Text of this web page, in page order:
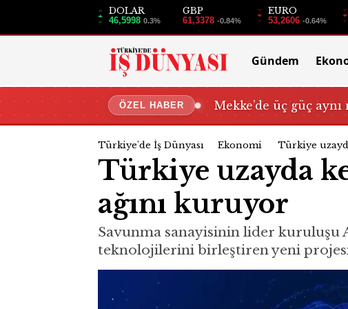
DOLAR
46,5998 0.3%
GBP
61,3378 -0.84%
EURO
53,2606 -0.64%
Gündem
ÖZEL HABER Mekke’de üç güç
Türkiye'de İş Dünyası Ekonomi Türkiye
Türkiye uzayda
ağını kuruyor
Savunma sanayisinin lider kuruluşu
teknolojilerini birleştiren yeni projesi